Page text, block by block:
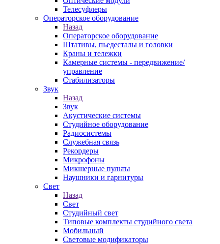
Телесуфлеры
Операторское оборудование
Назад
Операторское оборудование
Штативы, пьедесталы и головки
Краны и тележки
Камерные системы - передвижение/
управление
Стабилизаторы
Звук
Назад
Звук
Акустические системы
Студийное оборудование
Радиосистемы
Служебная связь
Рекордеры
Микрофоны
Микшерные пульты
Наушники и гарнитуры
Свет
Назад
Свет
Студийный свет
Типовые комплекты студийного света
Мобильный
Световые модификаторы